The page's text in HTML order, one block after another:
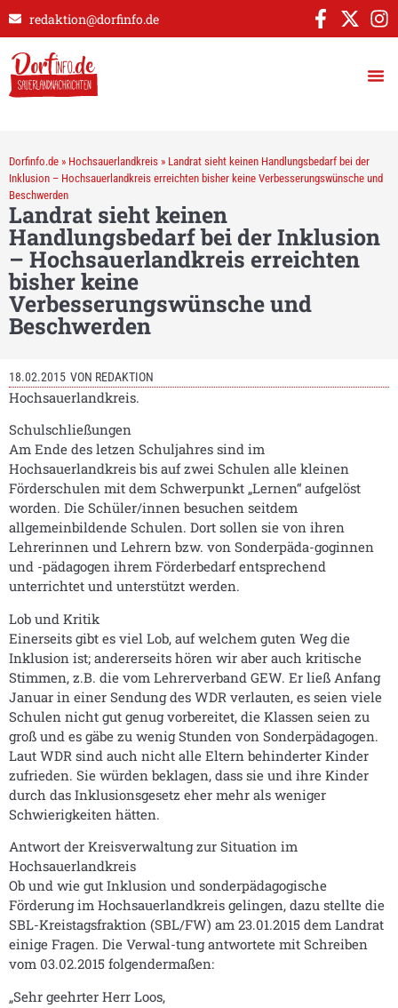
redaktion@dorfinfo.de
Dorfinfo.de » Hochsauerlandkreis » Landrat sieht keinen Handlungsbedarf bei der
Inklusion – Hochsauerlandkreis erreichten bisher keine Verbesserungswünsche und
Beschwerden
Landrat sieht keinen
Handlungsbedarf bei der Inklusion
– Hochsauerlandkreis erreichten
bisher keine
Verbesserungswünsche und
Beschwerden
18.02.2015 VON REDAKTION
Hochsauerlandkreis.
Schulschließungen
Am Ende des letzen Schuljahres sind im
Hochsauerlandkreis bis auf zwei Schulen alle kleinen
Förderschulen mit dem Schwerpunkt „Lernen“ aufgelöst
worden. Die Schüler/innen besuchen seitdem
allgemeinbildende Schulen. Dort sollen sie von ihren
Lehrerinnen und Lehrern bzw. von Sonderpäda-goginnen
und -pädagogen ihrem Förderbedarf entsprechend
unterrichtet und unterstützt werden.
Lob und Kritik
Einerseits gibt es viel Lob, auf welchem guten Weg die
Inklusion ist; andererseits hören wir aber auch kritische
Stimmen, z.B. die vom Lehrerverband GEW. Er ließ Anfang
Januar in einer Sendung des WDR verlauten, es seien viele
Schulen nicht gut genug vorbereitet, die Klassen seien zu
groß und es gäbe zu wenig Stunden von Sonderpädagogen.
Laut WDR sind auch nicht alle Eltern behinderter Kinder
zufrieden. Sie würden beklagen, dass sie und ihre Kinder
durch das Inklusionsgesetz eher mehr als weniger
Schwierigkeiten hätten.
Antwort der Kreisverwaltung zur Situation im
Hochsauerlandkreis
Ob und wie gut Inklusion und sonderpädagogische
Förderung im Hochsauerlandkreis gelingen, dazu stellte die
SBL-Kreistagsfraktion (SBL/FW) am 23.01.2015 dem Landrat
einige Fragen. Die Verwal-tung antwortete mit Schreiben
vom 03.02.2015 folgendermaßen:
„Sehr geehrter Herr Loos,